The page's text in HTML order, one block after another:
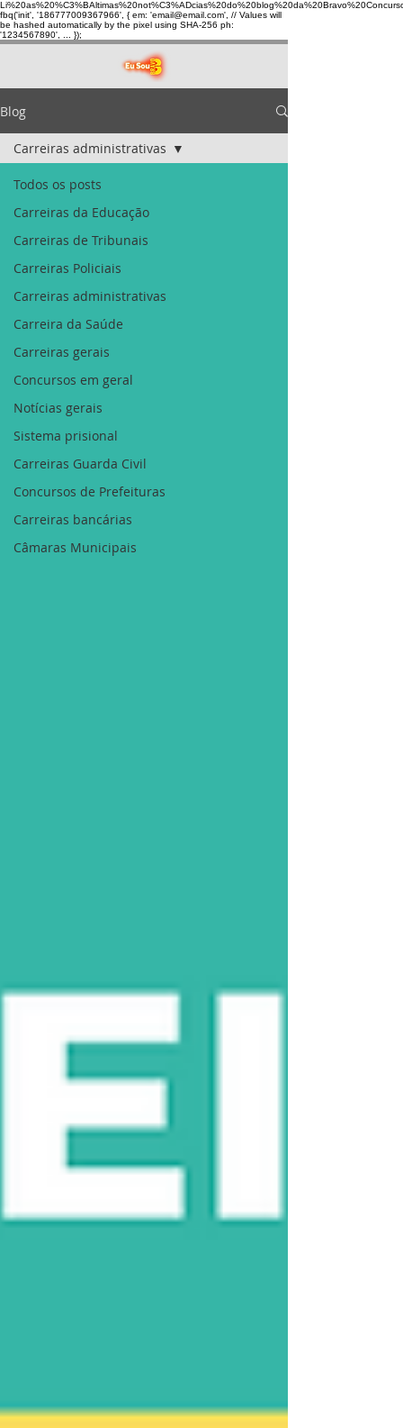
fbq('init', '186777009367966', { em: 'email@email.com', // Values will
be hashed automatically by the pixel using SHA-256 ph:
'1234567890', ... });
Blog
Todos os posts
Carreiras da Educação
Carreiras de Tribunais
Carreiras Policiais
Carreiras administrativas
Carreira da Saúde
Carreiras gerais
Concursos em geral
Notícias gerais
Sistema prisional
Carreiras Guarda Civil
Concursos de Prefeituras
Carreiras bancárias
Câmaras Municipais
Carreiras administrativas